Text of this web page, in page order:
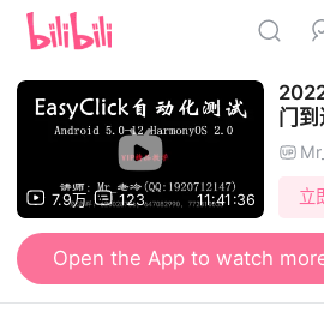
7.9万 123 11:41:36
门
期
立
Open the App to watch